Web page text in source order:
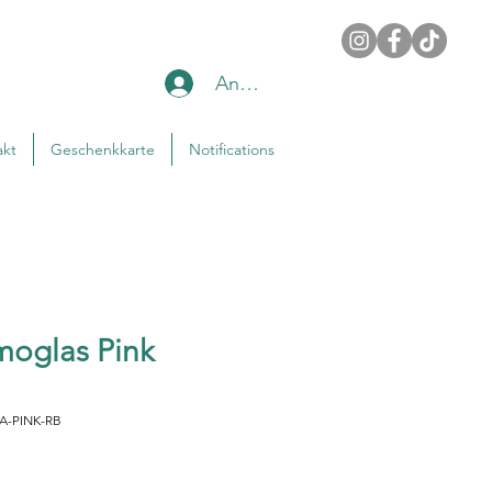
Geschenkkarte Notifications
Anmelden
Pink
PINK-RB